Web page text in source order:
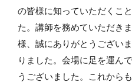
の皆様に知っていただくこ
た。講師を務めていただき
様、誠にありがとうござい
りました。会場に足を運ん
うございました。これから